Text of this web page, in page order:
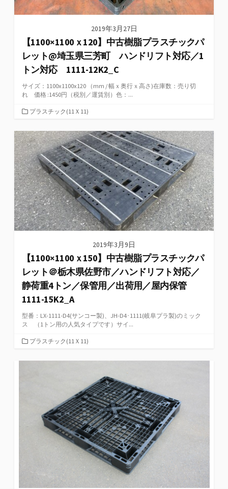
2019年3月27日
【1100×1100ｘ120】中古樹脂プラスチックパ
レット@埼玉県三芳町 ハンドリフト対応／1
トン対応 1111-12K2_C
サイズ：1100x1100x120 （mm / 幅ｘ奥行ｘ高さ)在庫数：売り切
れ 価格 :1450円（税別／運賃別）色：...
カ
ゴ
リ
ー
プラスチック(11Ｘ11)
2019年3月9日
【1100×1100ｘ150】中古樹脂プラスチックパ
レット＠栃木県佐野市／ハンドリフト対応／
静荷重4トン／保管用／出荷用／屋内保管
1111-15K2_A
型番：LX-1111-D4(サンコー製)、JH-D4･1111(岐阜プラ製)のミック
ス （1トン用の人気タイプです）サイ...
カ
ゴ
プラスチック(11Ｘ11)